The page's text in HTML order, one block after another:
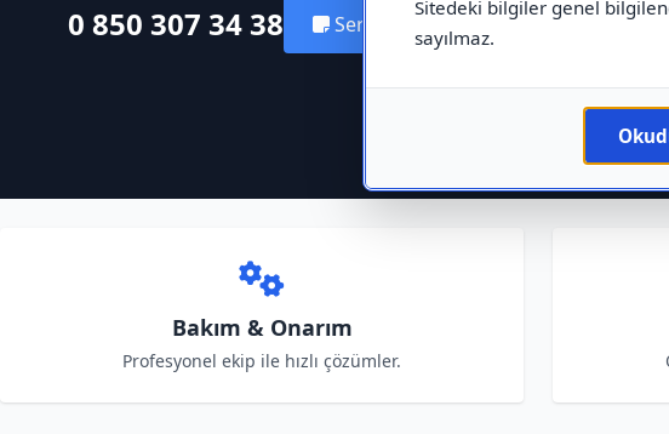
Sitedeki bilgiler genel
sayılmaz.
0 850 307 34 38 Servis Kaydı Oluştur
Bakım & Onarım
Profesyonel ekip ile hızlı çözümler.